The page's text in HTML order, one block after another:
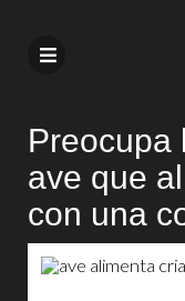
Preocupa
ave que
con una